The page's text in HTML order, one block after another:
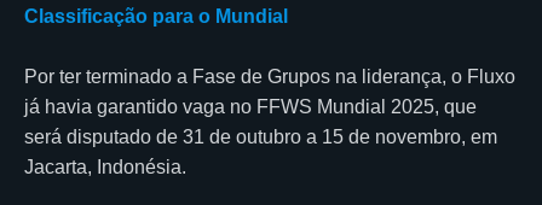
Classificação para o Mundial
Por ter terminado a Fase de Grupos na liderança, o Fluxo
já havia garantido vaga no FFWS Mundial 2025, que
será disputado de 31 de outubro a 15 de novembro, em
Jacarta, Indonésia.